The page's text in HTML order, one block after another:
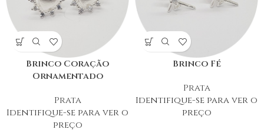
Brinco Coração
Ornamentado
Prata
Identifique-se para ver o
preço
Brinco Fé
Prata
Identifique-se para ver o
preço